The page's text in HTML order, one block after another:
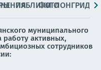
ПАБЛИКИ
ФОТОЛОНГРИДЫ
муниципального
работу активных,
сотрудников